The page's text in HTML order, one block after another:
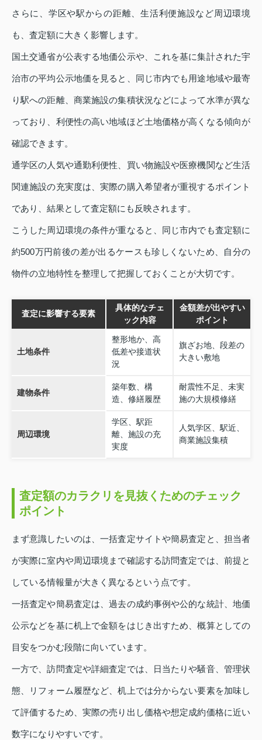
さらに、学区や駅からの距離、生活利便施設など周辺環境
も、査定額に大きく影響します。
国土交通省が公表する地価公示や、これを基に集計された宇
治市の平均公示地価を見ると、同じ市内でも用途地域や最寄
り駅への距離、商業施設の集積状況などによって水準が異な
っており、利便性の高い地域ほど土地価格が高くなる傾向が
確認できます。
通学区の人気や通勤利便性、買い物施設や医療機関など生活
関連施設の充実度は、実際の購入希望者が重視するポイント
であり、結果として査定額にも反映されます。
こうした周辺環境の条件が重なると、同じ市内でも査定額に
約500万円前後の差が出るケースも珍しくないため、自分の
物件の立地特性を整理して把握しておくことが大切です。
査定に影響する要素
具体的なチェ
ック内容
金額差が出やすい
ポイント
土地条件
整形地か、高
低差や接道状
況
旗ざお地、段差の
大きい敷地
建物条件
築年数、構
造、修繕履歴
耐震性不足、未実
施の大規模修繕
周辺環境
学区、駅距
離、施設の充
実度
人気学区、駅近、
商業施設集積
査定額のカラクリを見抜くためのチェック
ポイント
まず意識したいのは、一括査定サイトや簡易査定と、担当者
が実際に室内や周辺環境まで確認する訪問査定では、前提と
している情報量が大きく異なるという点です。
一括査定や簡易査定は、過去の成約事例や公的な統計、地価
公示などを基に机上で金額をはじき出すため、概算としての
目安をつかむ段階に向いています。
一方で、訪問査定や詳細査定では、日当たりや騒音、管理状
態、リフォーム履歴など、机上では分からない要素を加味し
て評価するため、実際の売り出し価格や想定成約価格に近い
数字になりやすいです。